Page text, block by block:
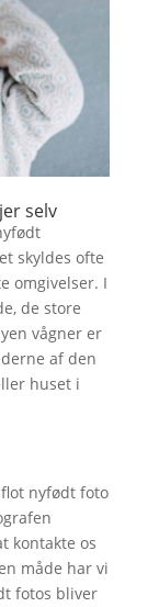
selv
skyldes ofte
omgivelser. I
de store
vågner er
af den
huset i
nyfødt foto
kontakte os
måde har vi
fotos bliver